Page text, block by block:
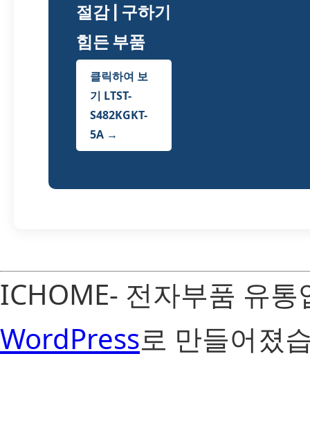
절감 | 구하기
힘든 부품
클릭하여 보
기 LTST-
S482KGKT-
5A →
ICHOME- 전자부품 유
WordPress로 만들어졌